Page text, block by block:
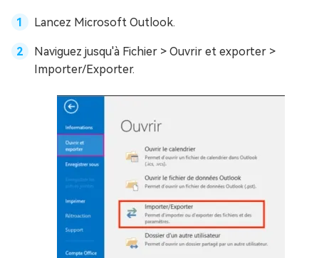
Lancez Microsoft Outlook.
Naviguez jusqu'à Fichier > Ouvrir et exporter >
Importer/Exporter.